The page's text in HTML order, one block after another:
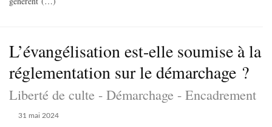
L’évangélisation est-elle soumise à la
réglementation sur le démarchage ?
Liberté de culte - Démarchage - Encadrement
31 mai 2024